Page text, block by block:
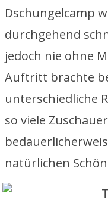
Dschungelcamp
durchgehend
jedoch nie ohne
Auftritt brachte
unterschiedliche
so viele
natürlichen